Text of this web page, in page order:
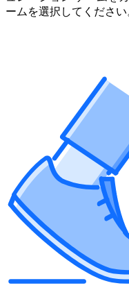
ームを選択してください